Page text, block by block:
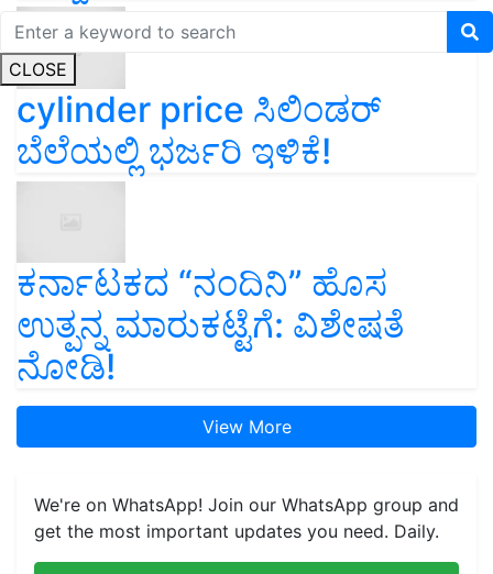
CLOSE
cylinder price ಸಿಲಿಂಡರ್‌
ಬೆಲೆಯಲ್ಲಿ ಭರ್ಜರಿ ಇಳಿಕೆ!
ಕರ್ನಾಟಕದ “ನಂದಿನಿ” ಹೊಸ
ಉತ್ಪನ್ನ ಮಾರುಕಟ್ಟೆಗೆ: ವಿಶೇಷತೆ
ನೋಡಿ!
View More
We're on WhatsApp! Join our WhatsApp group and
get the most important updates you need. Daily.